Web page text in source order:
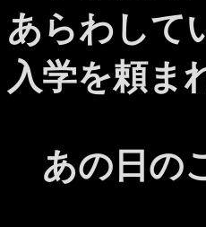
あらわして
入学を頼ま
あの日の